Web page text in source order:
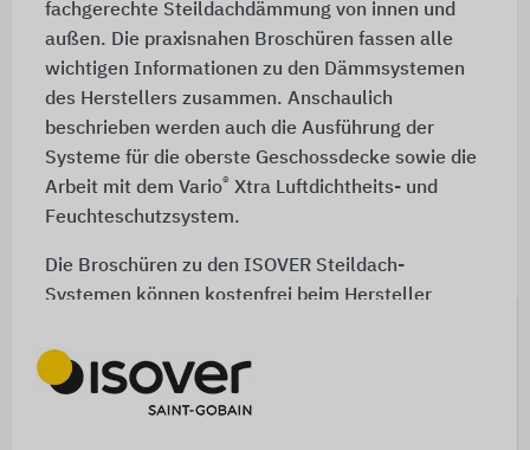
fachgerechte Steildachdämmung von innen und
außen. Die praxisnahen Broschüren fassen alle
wichtigen Informationen zu den Dämmsystemen
des Herstellers zusammen. Anschaulich
beschrieben werden auch die Ausführung der
Systeme für die oberste Geschossdecke sowie die
Arbeit mit dem Vario® Xtra Luftdichtheits- und
Feuchteschutzsystem.
Die Broschüren zu den ISOVER Steildach-
Systemen können kostenfrei beim Hersteller
Download bereit:
Die ISOVER Steildach-Dämmsysteme“